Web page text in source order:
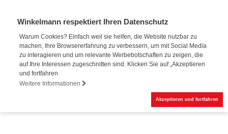
Winkelmann respektiert Ihren Datenschutz
Warum Cookies? Einfach weil sie helfen, die Website nutzbar zu
machen, Ihre Browsererfahrung zu verbessern, um mit Social Media
zu interagieren und um relevante Werbebotschaften zu zeigen, die
auf Ihre Interessen zugeschnitten sind. Klicken Sie auf „Akzeptieren
und fortfahren
Weitere Informationen
Akzeptieren und fortfahren
Online-Buchung